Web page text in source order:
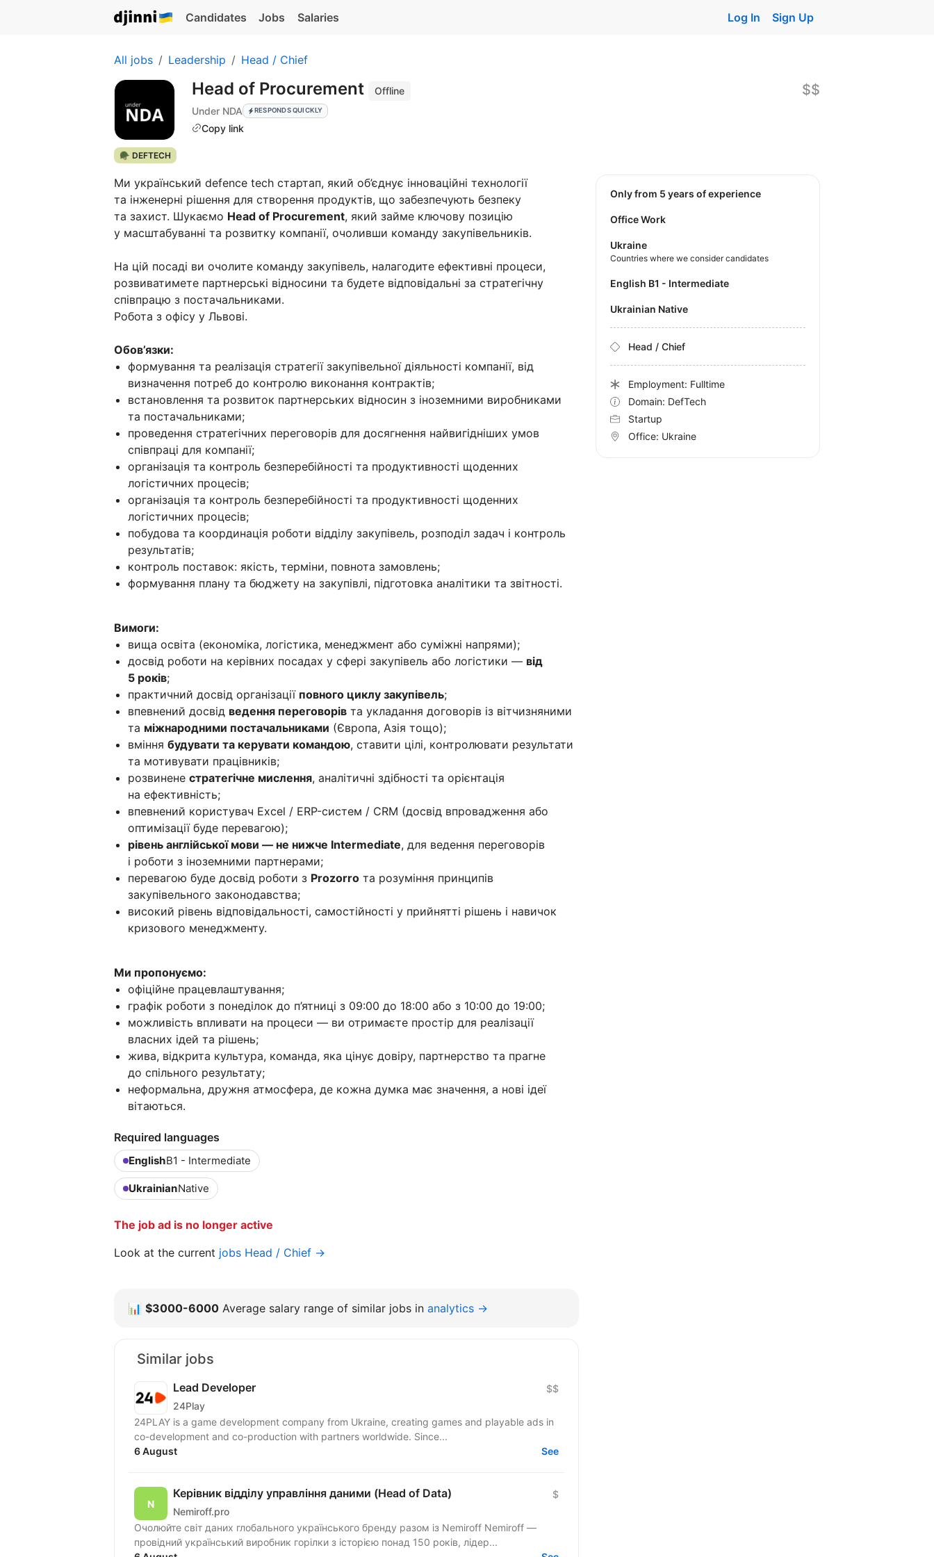
Candidates Jobs Salaries Log In Sign Up
All jobs Leadership Head / Chief
Head of Procurement
Offline
Under NDA
RESPONDS QUICKLY
Copy link
$$
🪖 DEFTECH
Ми український defence tech стартап, який об’єднує інноваційні технології
та інженерні рішення для створення продуктів, що забезпечують безпеку
та захист. Шукаємо Head of Procurement, який займе ключову позицію
у масштабуванні та розвитку компанії, очоливши команду закупівельників.
На цій посаді ви очолите команду закупівель, налагодите ефективні процеси,
розвиватимете партнерські відносини та будете відповідальні за стратегічну
співпрацю з постачальниками.
Робота з офісу у Львові.
Обов’язки:
формування та реалізація стратегії закупівельної діяльності компанії, від
визначення потреб до контролю виконання контрактів;
встановлення та розвиток партнерських відносин з іноземними виробниками
та постачальниками;
проведення стратегічних переговорів для досягнення найвигідніших умов
співпраці для компанії;
організація та контроль безперебійності та продуктивності щоденних
логістичних процесів;
організація та контроль безперебійності та продуктивності щоденних
логістичних процесів;
побудова та координація роботи відділу закупівель, розподіл задач і контроль
результатів;
контроль поставок: якість, терміни, повнота замовлень;
формування плану та бюджету на закупівлі, підготовка аналітики та звітності.
Вимоги:
вища освіта (економіка, логістика, менеджмент або суміжні напрями);
досвід роботи на керівних посадах у сфері закупівель або логістики — від
5 років;
практичний досвід організації повного циклу закупівель;
впевнений досвід ведення переговорів та укладання договорів із вітчизняними
та міжнародними постачальниками (Європа, Азія тощо);
вміння будувати та керувати командою, ставити цілі, контролювати результати
та мотивувати працівників;
розвинене стратегічне мислення, аналітичні здібності та орієнтація
на ефективність;
впевнений користувач Excel / ERP-систем / CRM (досвід впровадження або
оптимізації буде перевагою);
рівень англійської мови — не нижче Intermediate, для ведення переговорів
і роботи з іноземними партнерами;
перевагою буде досвід роботи з Prozorro та розуміння принципів
закупівельного законодавства;
високий рівень відповідальності, самостійності у прийнятті рішень і навичок
кризового менеджменту.
Ми пропонуємо:
офіційне працевлаштування;
графік роботи з понеділок до п’ятниці з 09:00 до 18:00 або з 10:00 до 19:00;
можливість впливати на процеси — ви отримаєте простір для реалізації
власних ідей та рішень;
жива, відкрита культура, команда, яка цінує довіру, партнерство та прагне
до спільного результату;
неформальна, дружня атмосфера, де кожна думка має значення, а нові ідеї
вітаються.
Required languages
EnglishB1 - Intermediate
UkrainianNative
The job ad is no longer active
Look at the current jobs Head / Chief →
Only from 5 years of experience
Office Work
Ukraine
Countries where we consider candidates
English B1 - Intermediate
Ukrainian Native
Head / Chief
Employment: Fulltime
Domain: DefTech
Startup
Office: Ukraine
📊 $3000-6000 Average salary range of similar jobs in analytics →
Similar jobs
Lead Developer
24Play
$$
24PLAY is a game development company from Ukraine, creating games and playable ads in
co-development and co-production with partners worldwide. Since...
6 August
See
Керівник відділу управління даними (Head of Data)
Nemiroff.pro
$
Очолюйте світ даних глобального українського бренду разом із Nemiroff Nemiroff —
провідний український виробник горілки з історією понад 150 років, лідер...